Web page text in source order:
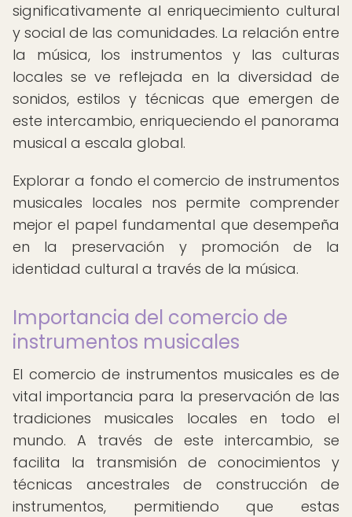
significativamente al enriquecimiento cultural
y social de las comunidades. La relación entre
la música, los instrumentos y las culturas
locales se ve reflejada en la diversidad de
sonidos, estilos y técnicas que emergen de
este intercambio, enriqueciendo el panorama
musical a escala global.
Explorar a fondo el comercio de instrumentos
musicales locales nos permite comprender
mejor el papel fundamental que desempeña
en la preservación y promoción de la
identidad cultural a través de la música.
Importancia del comercio de
instrumentos musicales
El comercio de instrumentos musicales es de
vital importancia para la preservación de las
tradiciones musicales locales en todo el
mundo. A través de este intercambio, se
facilita la transmisión de conocimientos y
técnicas ancestrales de construcción de
instrumentos, permitiendo que estas